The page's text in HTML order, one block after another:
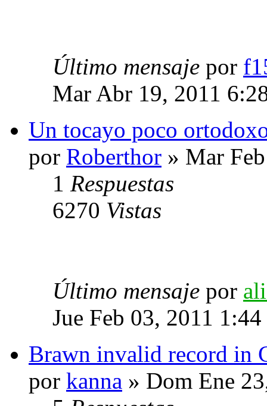
Último mensaje por
Mar Abr 19, 2011
Un tocayo poco
por Roberthor » Mar
1 Respuestas
6270 Vistas
Último mensaje por
Jue Feb 03, 2011 1:44
Brawn invalid record in
por kanna » Dom Ene